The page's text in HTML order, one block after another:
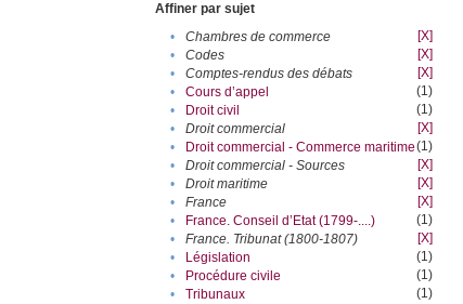
Affiner par sujet
•
Chambres de commerce
[X]
•
Codes
[X]
•
Comptes-rendus des débats
[X]
•
Cours d’appel
(1)
•
Droit civil
(1)
•
Droit commercial
[X]
•
Droit commercial - Commerce maritime(1)
•
Droit commercial - Sources
[X]
•
Droit maritime
[X]
•
France
[X]
•
France. Conseil d’Etat (1799-....)
(1)
•
France. Tribunat (1800-1807)
[X]
•
Législation
(1)
•
Procédure civile
(1)
•
Tribunaux
(1)